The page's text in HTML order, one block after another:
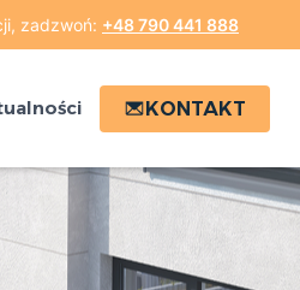
zadzwoń: +48 790 441 888
KONTAKT